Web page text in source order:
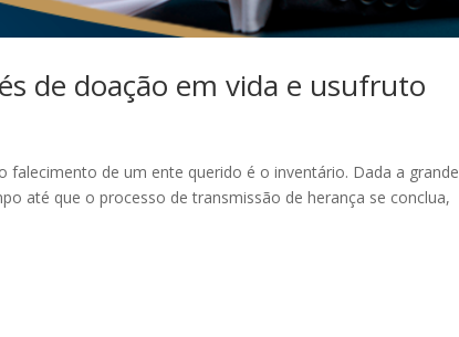
de doação em vida e usufruto
de um ente querido é o inventário. Dada a grande
até que o processo de transmissão de herança se conclua,